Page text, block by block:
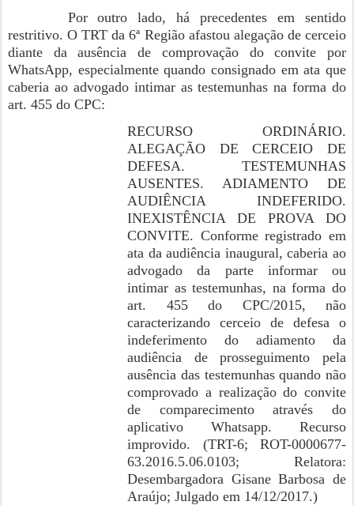
Por outro lado, há precedentes em sentido
restritivo. O TRT da 6ª Região afastou alegação de cerceio
diante da ausência de comprovação do convite por
WhatsApp, especialmente quando consignado em ata que
caberia ao advogado intimar as testemunhas na forma do
art. 455 do CPC:
RECURSO ORDINÁRIO.
ALEGAÇÃO DE CERCEIO DE
DEFESA. TESTEMUNHAS
AUSENTES. ADIAMENTO DE
AUDIÊNCIA INDEFERIDO.
INEXISTÊNCIA DE PROVA DO
CONVITE. Conforme registrado em
ata da audiência inaugural, caberia ao
advogado da parte informar ou
intimar as testemunhas, na forma do
art. 455 do CPC/2015, não
caracterizando cerceio de defesa o
indeferimento do adiamento da
audiência de prosseguimento pela
ausência das testemunhas quando não
comprovado a realização do convite
de comparecimento através do
aplicativo Whatsapp. Recurso
improvido. (TRT-6; ROT-0000677-
63.2016.5.06.0103; Relatora:
Desembargadora Gisane Barbosa de
Araújo; Julgado em 14/12/2017.)